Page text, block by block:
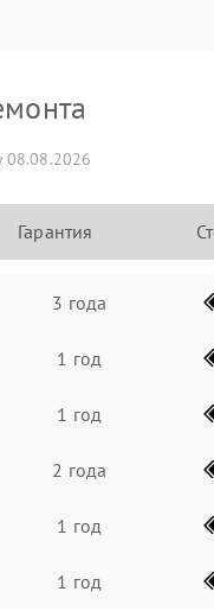
08.08.2026
Гарантия
3 года
1 год
1 год
2 года
1 год
1 год